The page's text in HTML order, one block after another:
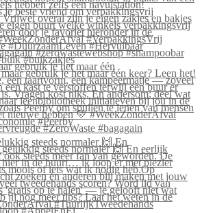
gebruik je het maar één
steeds normaler 🙌 En